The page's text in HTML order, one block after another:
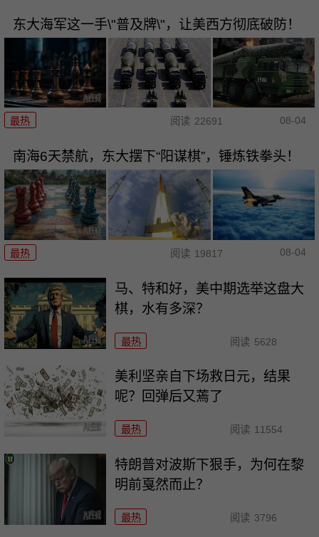
东大海军这一手\"普及牌\"，让美西方彻底破防！
最热 阅读 22691 08-04
南海6天禁航，东大摆下“阳谋棋”，锤炼铁拳头！
最热 阅读 19817 08-04
马、特和好，美中期选举这盘大
棋，水有多深？
最热 阅读 5628
美利坚亲自下场救日元，结果
呢？回弹后又蔫了
最热 阅读 11554
特朗普对波斯下狠手，为何在黎
明前戛然而止？
最热 阅读 3796